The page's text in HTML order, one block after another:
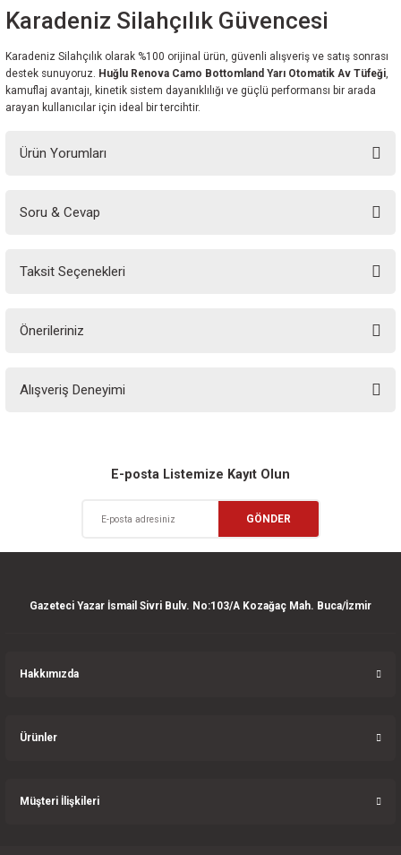
Karadeniz Silahçılık Güvencesi
Karadeniz Silahçılık olarak %100 orijinal ürün, güvenli alışveriş ve satış sonrası
destek sunuyoruz. Huğlu Renova Camo Bottomland Yarı Otomatik Av Tüfeği,
kamuflaj avantajı, kinetik sistem dayanıklılığı ve güçlü performansı bir arada
arayan kullanıcılar için ideal bir tercihtir.
Ürün Yorumları
Soru & Cevap
Taksit Seçenekleri
Önerileriniz
yetersiz gördüğünüz noktaları öneri formunu kullanarak tarafımıza
Ürün resmi kalitesiz, bozuk veya görüntülenemiyor.
Ürün açıklamasında eksik bilgiler bulunuyor.
Ürün bilgilerinde hatalar bulunuyor.
Ürün fiyatı diğer sitelerden daha pahalı.
Alışveriş Deneyimi
Deneyimini Paylaş
E-posta Listemize Kayıt Olun
GÖNDER
Gazeteci Yazar İsmail Sivri Bulv. No:103/A Kozağaç Mah. Buca/İzmir
Hakkımızda
Ürünler
Müşteri İlişkileri